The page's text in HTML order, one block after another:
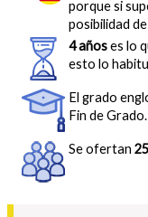
porque si
posibilidad
4 añoses lo
esto lo
El grado
Fin de Grado.
Se ofertan